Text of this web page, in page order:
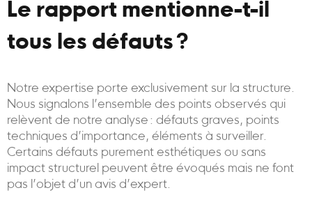
Le rapport mentionne-t-il
tous les défauts ?
Notre expertise porte exclusivement sur la structure.
Nous signalons l’ensemble des points observés qui
relèvent de notre analyse : défauts graves, points
techniques d’importance, éléments à surveiller.
Certains défauts purement esthétiques ou sans
impact structurel peuvent être évoqués mais ne font
pas l’objet d’un avis d’expert.